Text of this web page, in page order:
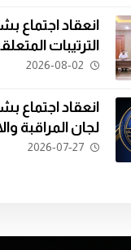
انعقاد اجتماع
الترتيبات
المفاضلة للدفعة
2026-08-02
انعقاد اجتماع
لجان المراقبة
2026-07-27